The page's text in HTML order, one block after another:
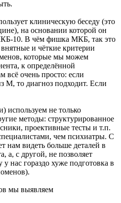
клиническую беседу (это
на основании которой он
10. В чём фишка МКБ, так это
и чёткие критерии
которые мы можем
к определённой
всё очень просто: если
M, то диагноз подходит. Если
используем не только
методы: структурированное
проективные тесты и т.п.
чем психиатры. С
нам видеть больше деталей в
а, с другой, не позволяет
у нас гораздо хуже подготовка в
мы выявляем